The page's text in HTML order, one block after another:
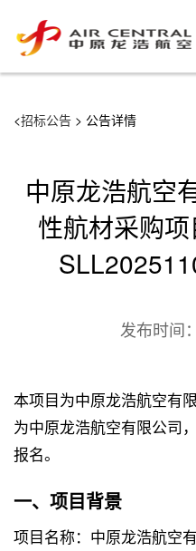
用户案例
联系我们
<招标公告 > 公告详情
中原龙浩航空
性航材采购项
发布时间：
本项目为中原龙浩航空有
为中原龙浩航空有限公司
报名。
一、项目背景
项目名称：中原龙浩航空